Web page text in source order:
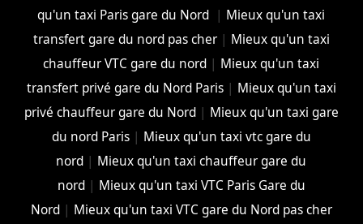
qu'un taxi Paris gare du Nord | Mieux qu'un taxi
transfert gare du nord pas cher| Mieux qu'un taxi
chauffeur VTC gare du nord | Mieux qu'un taxi
transfert privé gare du Nord Paris| Mieux qu'un taxi
privé chauffeur gare du Nord| Mieux qu'un taxi gare
du nord Paris| Mieux qu'un taxi vtc gare du
nord | Mieux qu'un taxi chauffeur gare du
nord| Mieux qu'un taxi VTC Paris Gare du
Nord| Mieux qu'un taxi VTC gare du Nord pas cher